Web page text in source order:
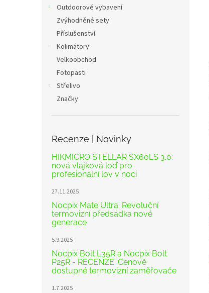
Outdoorové vybavení
Zvýhodněné sety
Příslušenství
Kolimátory
Velkoobchod
Fotopasti
Střelivo
Značky
Recenze | Novinky
HIKMICRO STELLAR SX60LS 3.0:
nová vlajková loď pro
profesionální lov v noci
27.11.2025
Nocpix Mate Ultra: Revoluční
termovizní předsádka nové
generace
5.9.2025
Nocpix Bolt L35R a Nocpix Bolt
P25R - RECENZE: Cenově
dostupné termovizní zaměřovače
1.7.2025